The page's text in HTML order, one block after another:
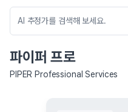
파이퍼 프로
PIPER Professional Services